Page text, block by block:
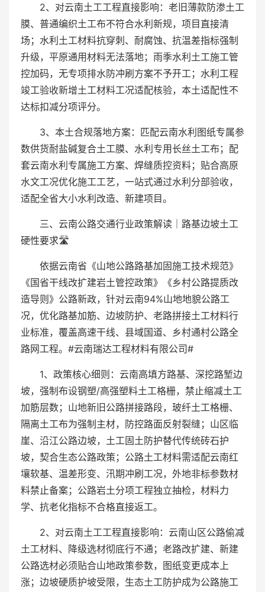
2、对云南土工工程直接影响：老旧薄款防渗土工
膜、普通编织土工布不符合水利新规，项目直接清
场；水利土工材料抗穿刺、耐腐蚀、抗温差指标强制
升级，平原通用材料无法落地；雨季水利土工施工管
控加码，无专项排水防冲刷方案不予开工；水利工程
竣工验收新增土工材料工况适配核验，本土适配性不
达标扣减分项评分。
3、本土合规落地方案：匹配云南水利图纸专属参
数供货耐盐碱复合土工膜、水利专用长丝土工布；配
套云南水利专属施工方案、焊缝质控资料；贴合高原
水文工况优化施工工艺，一站式通过水利分部验收，
适配全省大小水利改造、新建项目。
三、云南公路交通行业政策解读｜路基边坡土工
硬性要求🛣️
依据云南省《山地公路路基加固施工技术规范》
《国省干线改扩建岩土管控政策》《乡村公路提质改
造导则》公路新政，针对云南94%山地地貌公路工
况，优化路基加筋、边坡防护、老路拼接土工材料行
业标准，覆盖高速干线、县域国道、乡村通村公路全
路网工程。#云南瑞达工程材料有限公司#
1、政策核心细则：云南高填方路基、深挖路堑边
坡，强制布设钢塑/高强塑料土工格栅，禁止缩减土工
加筋层数；山地新旧公路拼接路段，玻纤土工格栅、
隔离土工布为强制主材，防控路面反射裂缝；山区临
崖、沿江公路边坡，土工固土防护替代传统砖石护
坡，契合生态公路政策；公路土工材料需适配云南红
壤软基、温差形变、汛期冲刷工况，外地非标参数材
料禁止备案；公路岩土分项工程独立抽检，材料力
学、抗老化指标不合格直接返工。
2、对云南土工工程直接影响：云南山区公路偷减
土工材料、降级选材彻底行不通；老路改扩建、新建
公路选材必须贴合山地政策参数，图纸变更成本上
涨；边坡硬质护坡受限，生态土工防护成为公路施工